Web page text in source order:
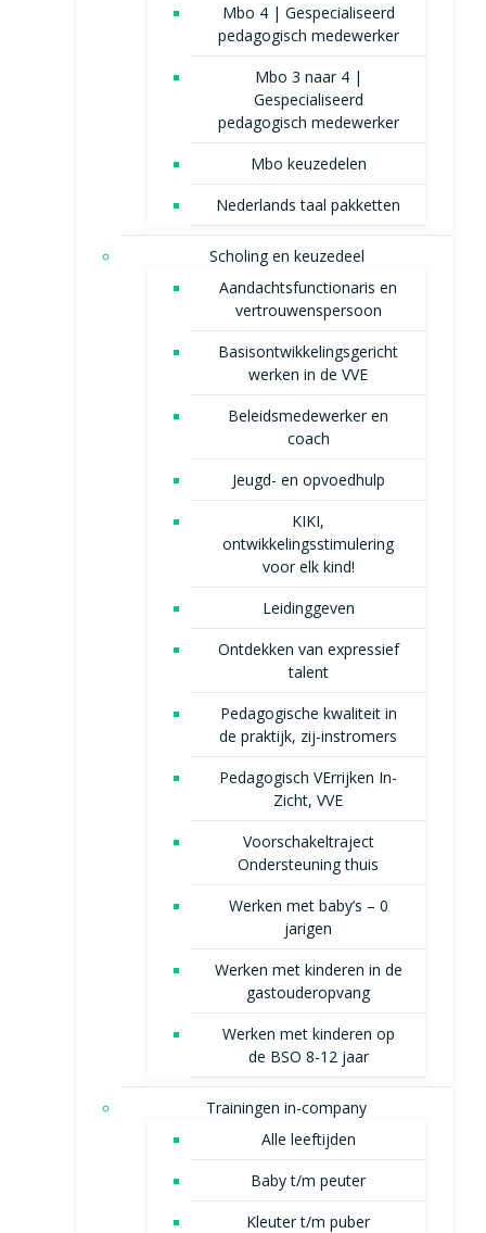
Mbo 4 | Gespecialiseerd
pedagogisch medewerker
Mbo 3 naar 4 |
Gespecialiseerd
pedagogisch medewerker
Mbo keuzedelen
Nederlands taal pakketten
Scholing en keuzedeel
Aandachtsfunctionaris en
vertrouwenspersoon
Basisontwikkelingsgericht
werken in de VVE
Beleidsmedewerker en
coach
Jeugd- en opvoedhulp
KIKI,
ontwikkelingsstimulering
voor elk kind!
Leidinggeven
Ontdekken van expressief
talent
Pedagogische kwaliteit in
de praktijk, zij-instromers
Pedagogisch VErrijken In-
Zicht, VVE
Voorschakeltraject
Ondersteuning thuis
Werken met baby’s – 0
jarigen
Werken met kinderen in de
gastouderopvang
Werken met kinderen op
de BSO 8-12 jaar
Trainingen in-company
Alle leeftijden
Baby t/m peuter
Kleuter t/m puber